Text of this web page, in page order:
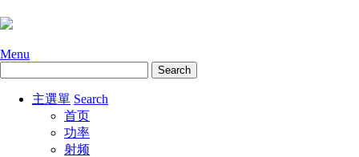
Menu
主選單 Search
首页
功率
射频